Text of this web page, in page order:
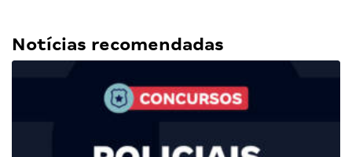
Notícias recomendadas